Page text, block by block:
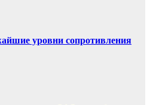
уровни сопротивления